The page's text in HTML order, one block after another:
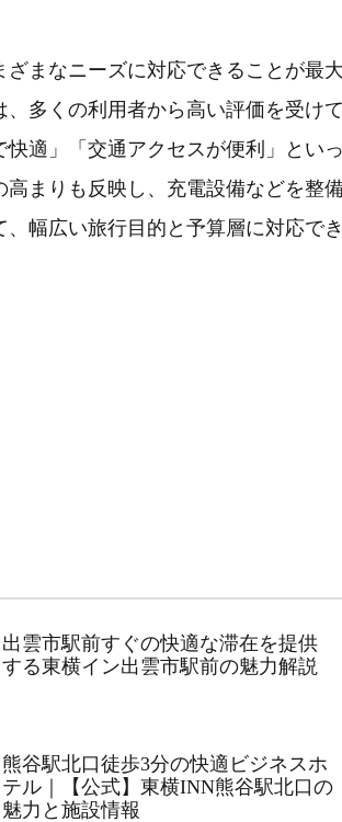
まなニーズに対応できることが最
多くの利用者から高い評価を受け
適」「交通アクセスが便利」とい
まりも反映し、充電設備などを整
幅広い旅行目的と予算層に対応でき
出雲市駅前すぐの快適な滞在を提供
する東横イン出雲市駅前の魅力解説
熊谷駅北口徒歩3分の快適ビジネスホ
テル｜【公式】東横INN熊谷駅北口の
魅力と施設情報